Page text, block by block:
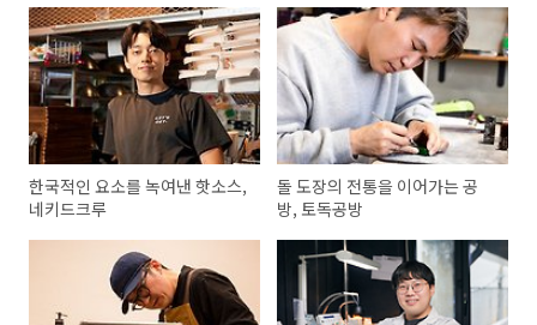
한국적인 요소를 녹여낸 핫소스,
네키드크루
돌 도장의 전통을 이어가는 공
방, 토독공방